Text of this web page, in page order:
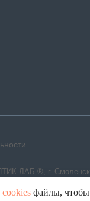
ЛАБ ®, г. Смоленск
cookies файлы, чтобы